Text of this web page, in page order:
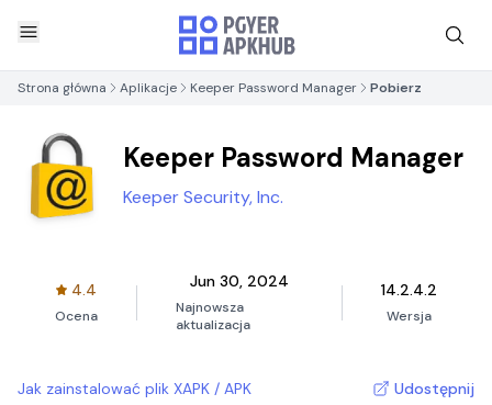
Strona główna Aplikacje Keeper Password Manager Pobierz
Keeper Password Manager
Keeper Security, Inc.
4.4
Ocena
Jun 30, 2024
Najnowsza
aktualizacja
14.2.4.2
Wersja
Jak zainstalować plik XAPK / APK Udostępnij